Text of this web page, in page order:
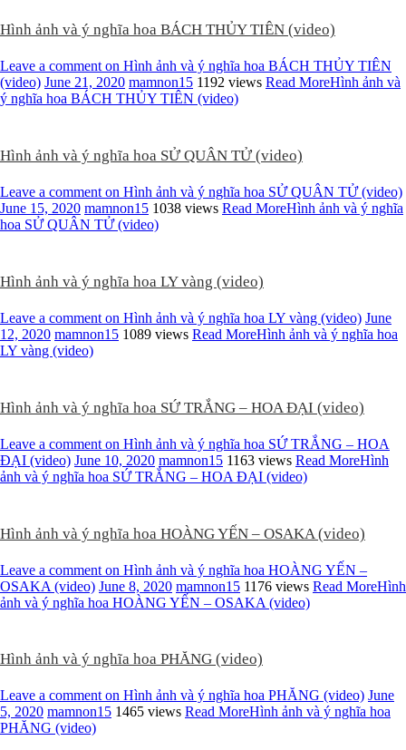
Hình ảnh và ý nghĩa hoa BÁCH THỦY TIÊN (video)
Leave a comment on Hình ảnh và ý nghĩa hoa BÁCH THỦY TIÊN
(video) June 21, 2020 mamnon15 1192 views Read MoreHình ảnh và
ý nghĩa hoa BÁCH THỦY TIÊN (video)
Hình ảnh và ý nghĩa hoa SỬ QUÂN TỬ (video)
Leave a comment on Hình ảnh và ý nghĩa hoa SỬ QUÂN TỬ (video)
June 15, 2020 mamnon15 1038 views Read MoreHình ảnh và ý nghĩa
hoa SỬ QUÂN TỬ (video)
Hình ảnh và ý nghĩa hoa LY vàng (video)
Leave a comment on Hình ảnh và ý nghĩa hoa LY vàng (video) June
12, 2020 mamnon15 1089 views Read MoreHình ảnh và ý nghĩa hoa
LY vàng (video)
Hình ảnh và ý nghĩa hoa SỨ TRẮNG – HOA ĐẠI (video)
Leave a comment on Hình ảnh và ý nghĩa hoa SỨ TRẮNG – HOA
ĐẠI (video) June 10, 2020 mamnon15 1163 views Read MoreHình
ảnh và ý nghĩa hoa SỨ TRẮNG – HOA ĐẠI (video)
Hình ảnh và ý nghĩa hoa HOÀNG YẾN – OSAKA (video)
Leave a comment on Hình ảnh và ý nghĩa hoa HOÀNG YẾN –
OSAKA (video) June 8, 2020 mamnon15 1176 views Read MoreHình
ảnh và ý nghĩa hoa HOÀNG YẾN – OSAKA (video)
Hình ảnh và ý nghĩa hoa PHĂNG (video)
Leave a comment on Hình ảnh và ý nghĩa hoa PHĂNG (video) June
5, 2020 mamnon15 1465 views Read MoreHình ảnh và ý nghĩa hoa
PHĂNG (video)